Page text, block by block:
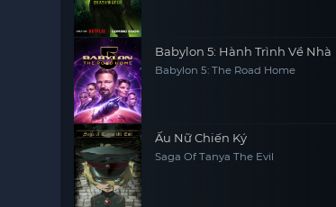
Babylon 5: Hành Trình Về Nhà
Babylon 5: The Road Home
Ấu Nữ Chiến Ký
Saga Of Tanya The Evil